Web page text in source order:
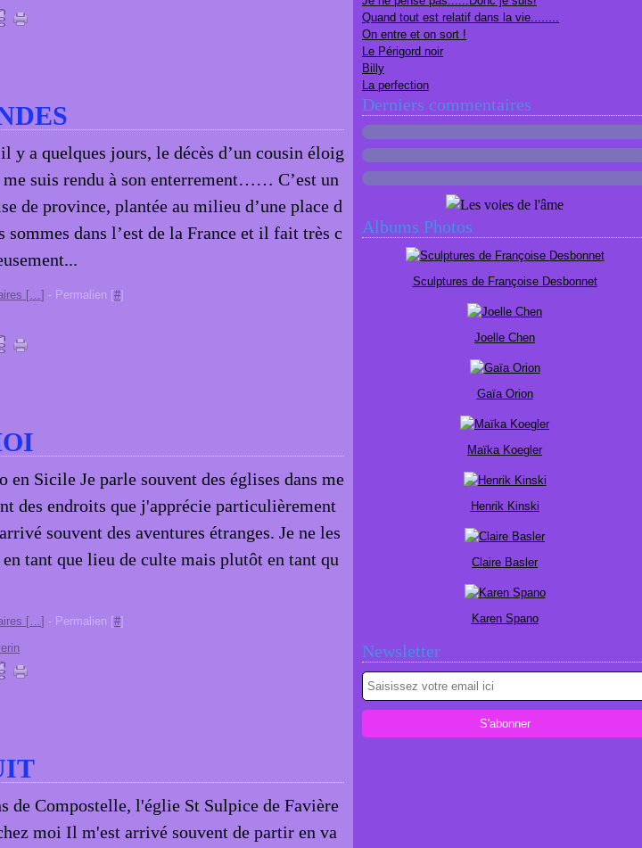
y a quelques jours, le décès d’un cousin éloig
suis rendu à son enterrement…… C’est un
de province, plantée au milieu d’une place d
sommes dans l’est de la France et il fait très c
[…] - Permalien [#]
en Sicile Je parle souvent des églises dans me
des endroits que j'apprécie particulièrement
souvent des aventures étranges. Je ne les
tant que lieu de culte mais plutôt en tant qu
[…] - Permalien [#]
de Compostelle, l'églie St Sulpice de Favière
moi Il m'est arrivé souvent de partir en va
Quand tout est relatif dans la vie........
On entre et on sort !
Le Périgord noir
Billy
La perfection
Derniers commentaires
Albums Photos
Sculptures de Françoise Desbonnet
Joelle Chen
Gaïa Orion
Maïka Koegler
Henrik Kinski
Claire Basler
Karen Spano
Newsletter